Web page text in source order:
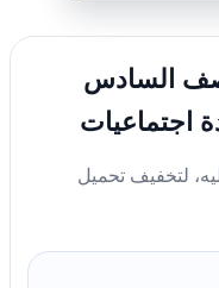
السادس
اجتماعيات
لتخفيف تحميل